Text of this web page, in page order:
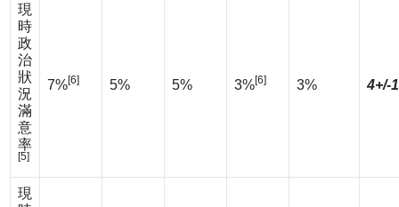
現
時
政
治
狀
況
滿
意
率
[5]
7%[6] 5% 5% 3%[6] 3% 4+/-
現